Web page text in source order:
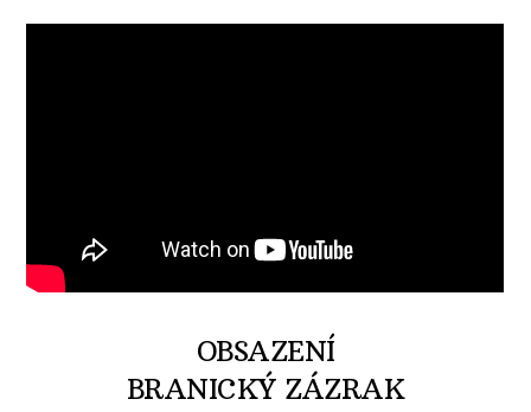
OBSAZENÍ
BRANICKÝ ZÁZRAK